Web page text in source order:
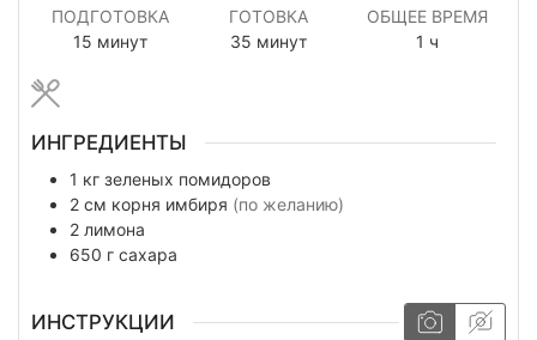
ПОДГОТОВКА
15 минуты
минут
ГОТОВКА
35 минуты
минут
ОБЩЕЕ ВРЕМЯ
1 час
ч
ИНГРЕДИЕНТЫ
1 кг зеленых помидоров
2 см корня имбиря (по желанию)
2 лимона
650 г сахара
ИНСТРУКЦИИ